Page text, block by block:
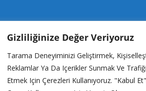
Gizliliğinize Değer Veriyoruz
Tarama Deneyiminizi Geliştirmek,
Reklamlar Ya Da Içerikler Sunmak Ve
Etmek Için Çerezleri Kullanıyoruz. "Kabul